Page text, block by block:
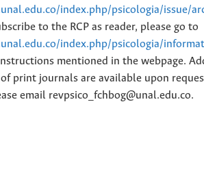
index.php/psicologia/issue/
to the RCP as reader, please go to
index.php/psicologia/
mentioned in the webpage.
print journals are available upon
email revpsico_fchbog@unal.edu.co.